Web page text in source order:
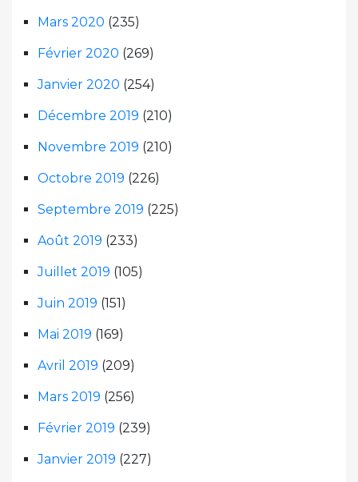
Mars 2020 (235)
Février 2020 (269)
Janvier 2020 (254)
Décembre 2019 (210)
Novembre 2019 (210)
Octobre 2019 (226)
Septembre 2019 (225)
Août 2019 (233)
Juillet 2019 (105)
Juin 2019 (151)
Mai 2019 (169)
Avril 2019 (209)
Mars 2019 (256)
Février 2019 (239)
Janvier 2019 (227)